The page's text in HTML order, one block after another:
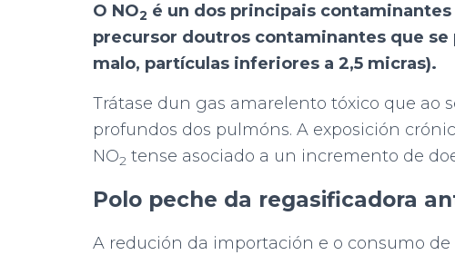
O NO2 é un dos principais
precursor doutros contaminantes que
malo, partículas inferiores a 2,5 micras).
Trátase dun gas amarelento tóxico que ao
profundos dos pulmóns. A exposición
NO2 tense asociado a un incremento de
Polo peche da regasificadora
A redución da importación e o consumo